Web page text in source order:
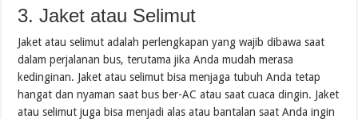
3. Jaket atau Selimut
Jaket atau selimut adalah perlengkapan yang wajib dibawa saat
dalam perjalanan bus, terutama jika Anda mudah merasa
kedinginan. Jaket atau selimut bisa menjaga tubuh Anda tetap
hangat dan nyaman saat bus ber-AC atau saat cuaca dingin. Jaket
atau selimut juga bisa menjadi alas atau bantalan saat Anda ingin